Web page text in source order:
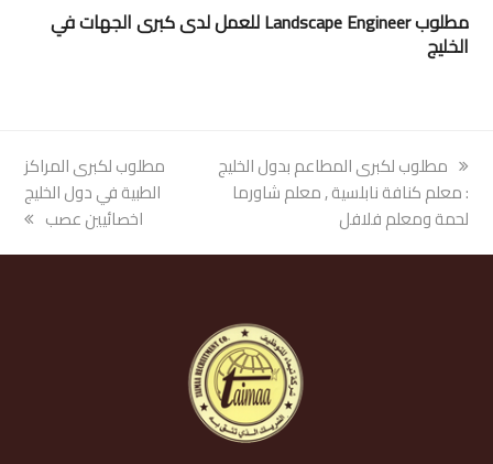
مطلوب Landscape Engineer للعمل لدى كبرى الجهات في
الخليج
previous
post:
مطلوب لكبرى المطاعم بدول الخليج
: معلم كنافة نابلسية , معلم شاورما
لحمة ومعلم فلافل
next
post:
مطلوب لكبرى المراكز
الطبية في دول الخليج
اخصائيين عصب